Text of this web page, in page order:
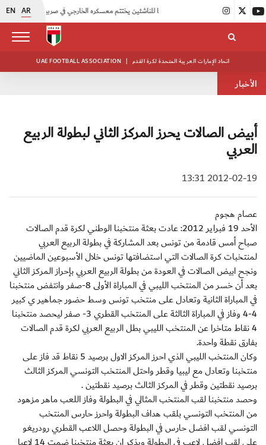
EN AR |
UAE FOOTBALL ASSOCIATION | اتحاد الإمارات العربية المتحدة لكرة القدم
الأخبار
أبيض الصالات يحرز المركز الثاني لبطولة الربيع
العربي
2012-02-19 13:31
عصام هجوم
الأحد 19 فبراير 2012: عادت بعثة منتخبنا الوطني لكرة قدم الصالات
صباح أمس قادمة من تونس بعد المشاركة في بطولة الربيع العربي
لمنتخبات كرة الصالات التي استضافتها تونس خلال الأسبوعين الماضيين
ونجح ابيض الصالات في العودة من بطولة الربيع العربي بإحراز المركز الثاني
بعد أن خسر من المنتخب الليبي في المباراة الأولى 8-صفر وانتفض منتخبنا
في المباراة الثانية وتعادل على منتخب تونس وسط حضور جماهير ي كبير
4-4 وفاز في المباراة الثالثة على المنتخب القطري 3- صفر ليحصد منتخبنا
4 نقاط متاخرا عن المنتخب الليبي بطل الربيع العربي لكرة قدم الصالات
بفارق نقطة واحدة.
وكان المنتخب الليبي الذي احرز المركز الاول برصيد 5 نقاط قد فاز على
منتخبنا وتعادل مع ليبيا وقطر واحتل المنتخب التونسي المركز الثالث
برصيد نقطتين وقطر في المركز الثالث برصيد نقطتين .
وحصد منتخبنا لقب المنتخب المثالي في البطولة وفاز اللعب ماهر مزهود
من المنتخب التونسي بلقب هداف البطولة واحرز حارس المنتخب
التونسي لقب افضل حارس في البطولة وحصل اللاعب القطري رودريغو